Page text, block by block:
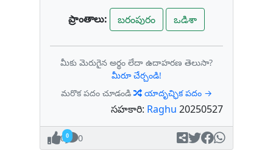
ప్రాంతాలు: బరంపురం ఒడిశా
మీకు మెరుగైన అర్థం లేదా ఉదాహరణ తెలుసా?
మీరూ చేర్చండి!
మరొక పదం చూడండి
యాదృచ్ఛిక పదం →
సహకారి: Raghu 20250527
0 0